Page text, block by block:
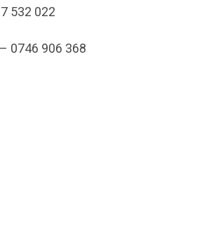
532 022
0746 906 368